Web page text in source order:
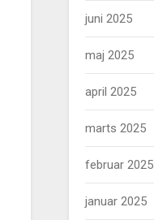
juni 2025
maj 2025
april 2025
marts 2025
februar 2025
januar 2025